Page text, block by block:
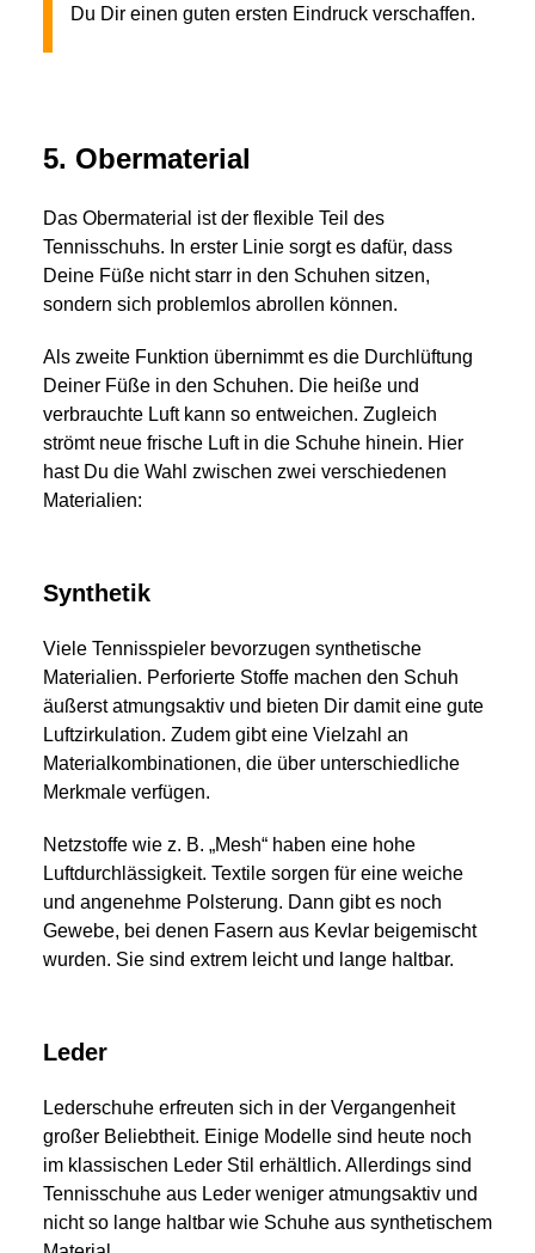
Du Dir einen guten ersten Eindruck verschaffen.
5. Obermaterial
Das Obermaterial ist der flexible Teil des
Tennisschuhs. In erster Linie sorgt es dafür, dass
Deine Füße nicht starr in den Schuhen sitzen,
sondern sich problemlos abrollen können.
Als zweite Funktion übernimmt es die Durchlüftung
Deiner Füße in den Schuhen. Die heiße und
verbrauchte Luft kann so entweichen. Zugleich
strömt neue frische Luft in die Schuhe hinein. Hier
hast Du die Wahl zwischen zwei verschiedenen
Materialien:
Synthetik
Viele Tennisspieler bevorzugen synthetische
Materialien. Perforierte Stoffe machen den Schuh
äußerst atmungsaktiv und bieten Dir damit eine gute
Luftzirkulation. Zudem gibt eine Vielzahl an
Materialkombinationen, die über unterschiedliche
Merkmale verfügen.
Netzstoffe wie z. B. „Mesh“ haben eine hohe
Luftdurchlässigkeit. Textile sorgen für eine weiche
und angenehme Polsterung. Dann gibt es noch
Gewebe, bei denen Fasern aus Kevlar beigemischt
wurden. Sie sind extrem leicht und lange haltbar.
Leder
Lederschuhe erfreuten sich in der Vergangenheit
großer Beliebtheit. Einige Modelle sind heute noch
im klassischen Leder Stil erhältlich. Allerdings sind
Tennisschuhe aus Leder weniger atmungsaktiv und
nicht so lange haltbar wie Schuhe aus synthetischem